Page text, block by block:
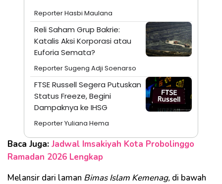
Reporter Hasbi Maulana
Reli Saham Grup Bakrie:
Katalis Aksi Korporasi atau
Euforia Semata?
Reporter Sugeng Adji Soenarso
FTSE Russell Segera Putuskan
Status Freeze, Begini
Dampaknya ke IHSG
Reporter Yuliana Hema
Baca Juga: Jadwal Imsakiyah Kota Probolinggo
Ramadan 2026 Lengkap
Melansir dari laman Bimas Islam Kemenag, di bawah